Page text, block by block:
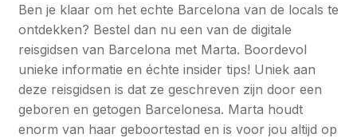
Ben je klaar om het echte Barcelona van de locals te
ontdekken? Bestel dan nu een van de digitale
reisgidsen van Barcelona met Marta. Boordevol
unieke informatie en échte insider tips! Uniek aan
deze reisgidsen is dat ze geschreven zijn door een
geboren en getogen Barcelonesa. Marta houdt
enorm van haar geboortestad en is voor jou altijd op